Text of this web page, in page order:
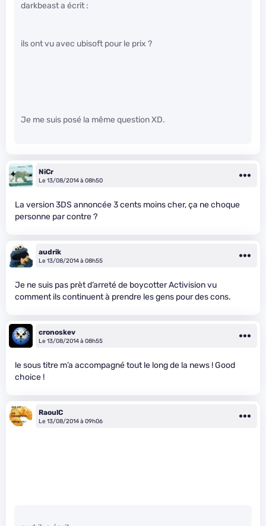
darkbeast a écrit :
ils ont vu avec ubisoft pour le prix ?
Je me suis posé la même question XD.
NiCr
Le 13/08/2014 à 08h50
La version 3DS annoncée 3 cents moins cher, ça ne choque
personne par contre ?
audrik
Le 13/08/2014 à 08h55
Je ne suis pas prèt d’arreté de boycotter Activision vu
comment ils continuent à prendre les gens pour des cons.
cronoskev
Le 13/08/2014 à 08h55
le sous titre m’a accompagné tout le long de la news ! Good
choice !
RaoulC
Le 13/08/2014 à 09h06